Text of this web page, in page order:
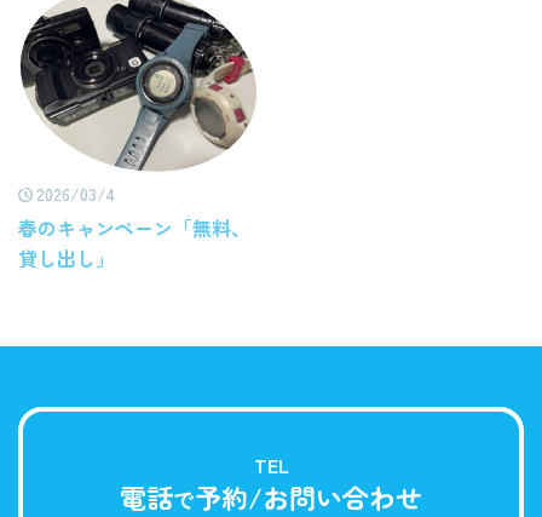
2026/03/4
春のキャンペーン「無料、
貸し出し」
TEL
電話で予約/お問い合わせ